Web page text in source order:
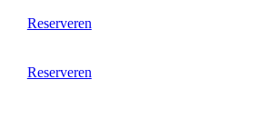
Reserveren
Reserveren